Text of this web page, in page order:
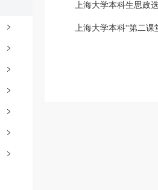
上海大学本科生思政
上海大学本科“第二课